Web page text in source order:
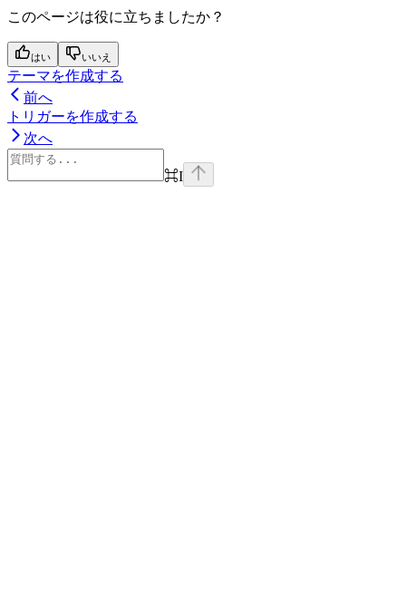
このページは役に立ちましたか？
はい いいえ
テーマを作成する
前へ
トリガーを作成する
次へ
⌘I